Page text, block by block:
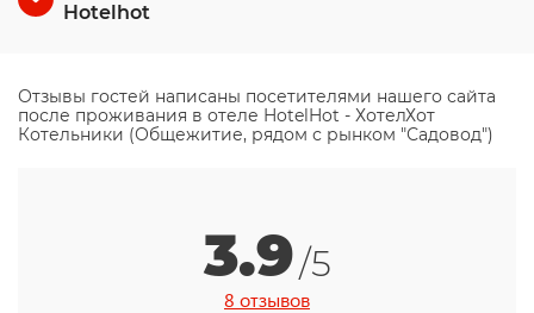
Hotelhot
Отзывы гостей написаны посетителями нашего сайта
после проживания в отеле HotelHot - ХотелХот
Котельники (Общежитие, рядом с рынком "Садовод")
3.9/5
8 отзывов